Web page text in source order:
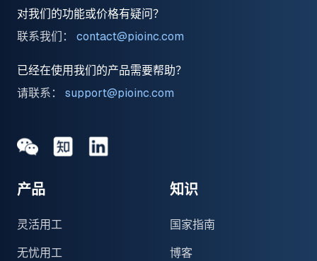
对我们的功能或价格有疑问？
联系我们：
contact@pioinc.com
已经在使用我们的产品需要帮助？
请联系：
support@pioinc.com
MediumMedium领英
产品
灵活用工
无忧用工
知识
国家指南
博客